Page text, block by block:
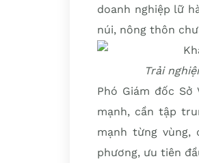
doanh nghiệp lữ
núi, nông thôn
Trải
Phó Giám đốc Sở
mạnh, cần tập
mạnh từng vùng,
phương, ưu tiên